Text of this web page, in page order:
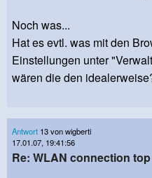
Noch was...
Hat es evtl. was mit den
Einstellungen unter
wären die den
Antwort 13 von wigberti
17.01.07, 19:41:56
Re: WLAN connection